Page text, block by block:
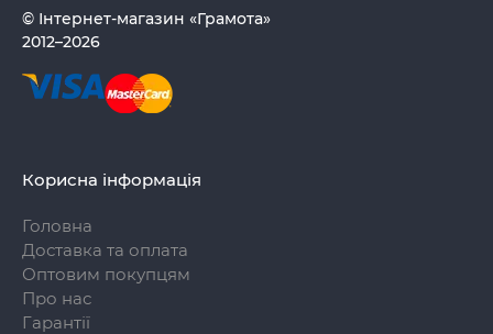
© Інтернет-магазин «Грамота»
2012–2026
Корисна інформація
Головна
Доставка та оплата
Оптовим покупцям
Про нас
Гарантії